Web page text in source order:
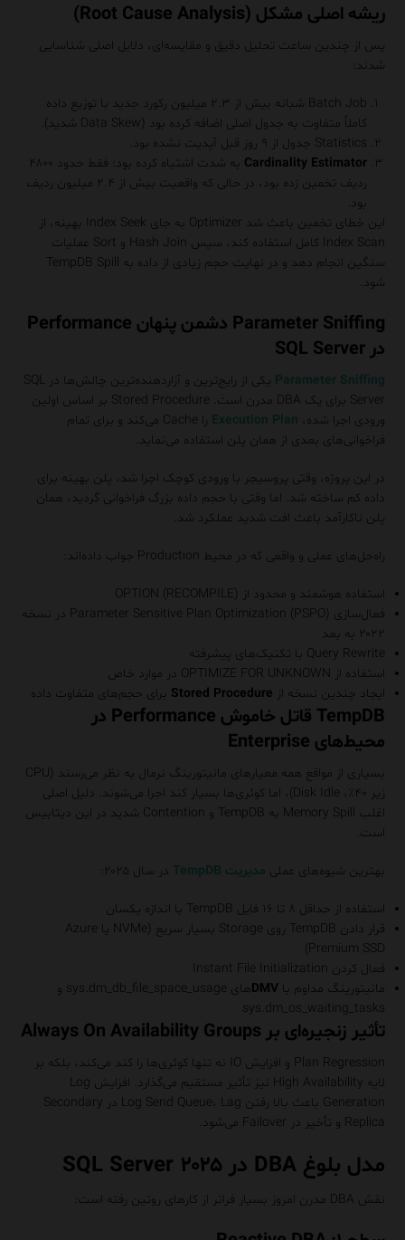
ریشه اصلی مشکل (Root Cause Analysis)
پس از چندین ساعت تحلیل دقیق و مقایسه‌ای، دلایل اصلی شناسایی
شدند:
Batch Job شبانه بیش از ۲.۳ میلیون رکورد جدید با توزیع داده
کاملاً متفاوت به جدول اصلی اضافه کرده بود (Data Skew شدید).
Statistics جدول از ۹ روز قبل آپدیت نشده بود.
Cardinality Estimator
به شدت اشتباه کرده بود: فقط حدود ۴۸۰۰
ردیف تخمین زده بود، در حالی که واقعیت بیش از ۲.۴ میلیون ردیف
بود.
این خطای تخمین باعث شد Optimizer به جای Index Seek بهینه، از
Index Scan کامل استفاده کند، سپس Hash Join و Sort عملیات
سنگین انجام دهد و در نهایت حجم زیادی از داده به TempDB Spill
شود.
Parameter Sniffing دشمن پنهان Performance
در SQL Server
Parameter Sniffing
یکی از رایج‌ترین و آزاردهنده‌ترین چالش‌ها در SQL
Server برای یک DBA مدرن است. Stored Procedure بر اساس اولین
ورودی اجرا شده، Execution Plan
را Cache می‌کند و برای تمام
فراخوانی‌های بعدی از همان پلن استفاده می‌نماید.
در این پروژه، وقتی پروسیجر با ورودی کوچک اجرا شد، پلن بهینه برای
داده کم ساخته شد. اما وقتی با حجم داده بزرگ فراخوانی گردید، همان
پلن ناکارآمد باعث افت شدید عملکرد شد.
راه‌حل‌های عملی و واقعی که در محیط Production جواب داده‌اند:
استفاده هوشمند و محدود از OPTION (RECOMPILE)
فعال‌سازی Parameter Sensitive Plan Optimization (PSPO) در نسخه
۲۰۲۲ به بعد
Query Rewrite با تکنیک‌های پیشرفته
استفاده از OPTIMIZE FOR UNKNOWN در موارد خاص
ایجاد چندین نسخه از Stored Procedure برای حجم‌های متفاوت داده
TempDB قاتل خاموش Performance در
محیط‌های Enterprise
بسیاری از مواقع همه معیارهای مانیتورینگ نرمال به نظر می‌رسند (CPU
زیر ۴۰٪، Disk Idle)، اما کوئری‌ها بسیار کند اجرا می‌شوند. دلیل اصلی
اغلب Memory Spill به TempDB و Contention شدید در این دیتابیس
است.
بهترین شیوه‌های عملی مدیریت TempDB در سال ۲۰۲۵:
استفاده از حداقل ۸ تا ۱۶ فایل TempDB با اندازه یکسان
قرار دادن TempDB روی Storage بسیار سریع (NVMe یا Azure
Premium SSD)
فعال کردن Instant File Initialization
مانیتورینگ مداوم باDMV
های sys.dm_db_file_space_usage و
sys.dm_os_waiting_tasks
تأثیر زنجیره‌ای بر Always On Availability Groups
Plan Regression و افزایش IO نه تنها کوئری‌ها را کند می‌کند، بلکه بر
لایه High Availability نیز تأثیر مستقیم می‌گذارد. افزایش Log
Generation باعث بالا رفتن Log Send Queue، Lag در Secondary
Replica و تأخیر در Failover می‌شود.
مدل بلوغ DBA در SQL Server ۲۰۲۵
نقش DBA مدرن امروز بسیار فراتر از کارهای روتین رفته است: